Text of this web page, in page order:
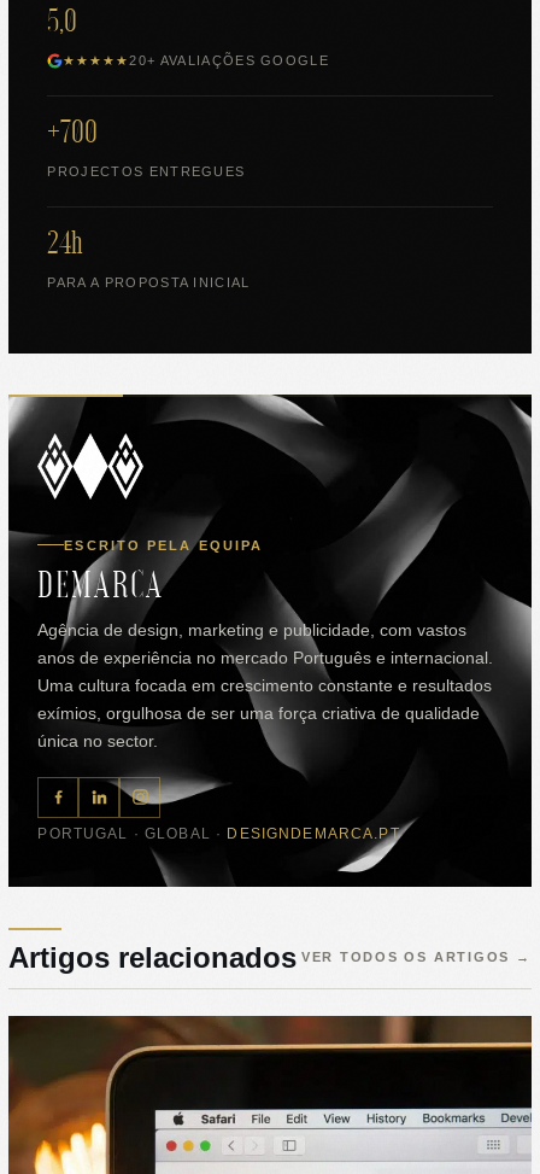
5,0
★★★★★20+ AVALIAÇÕES GOOGLE
+700
PROJECTOS ENTREGUES
24h
PARA A PROPOSTA INICIAL
ESCRITO PELA EQUIPA
DEMARCA
Agência de design, marketing e publicidade, com vastos
anos de experiência no mercado Português e internacional.
Uma cultura focada em crescimento constante e resultados
exímios, orgulhosa de ser uma força criativa de qualidade
única no sector.
PORTUGAL · GLOBAL · DESIGNDEMARCA.PT
Artigos relacionados VER TODOS OS ARTIGOS →